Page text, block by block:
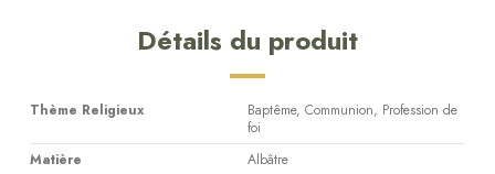
Détails du produit
Thème Religieux
Baptême, Communion, Profession de
foi
Matière
Albâtre